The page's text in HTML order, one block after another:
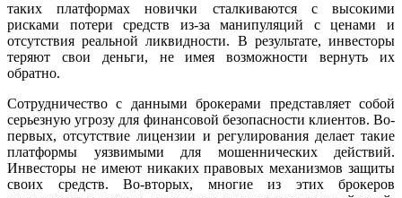
таких платформах новички сталкиваются с высокими
рисками потери средств из-за манипуляций с ценами и
отсутствия реальной ликвидности. В результате, инвесторы
теряют свои деньги, не имея возможности вернуть их
обратно.
Сотрудничество с данными брокерами представляет собой
серьезную угрозу для финансовой безопасности клиентов. Во-
первых, отсутствие лицензии и регулирования делает такие
платформы уязвимыми для мошеннических действий.
Инвесторы не имеют никаких правовых механизмов защиты
своих средств. Во-вторых, многие из этих брокеров